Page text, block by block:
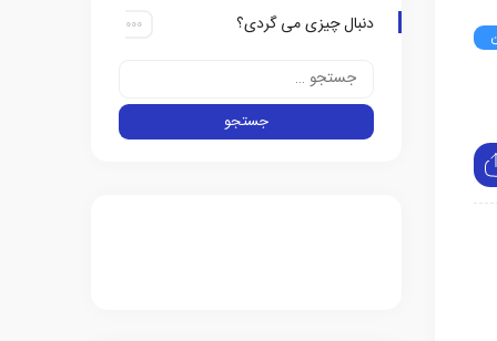
دنبال چیزی می گردی؟